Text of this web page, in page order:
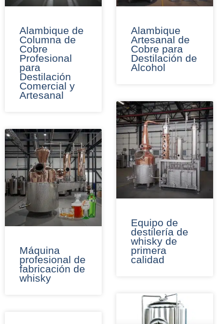
Alambique de
Columna de
Cobre
Profesional
para
Destilación
Comercial y
Artesanal
Alambique
Artesanal de
Cobre para
Destilación de
Alcohol
Máquina
profesional de
fabricación de
whisky
Equipo de
destilería de
whisky de
primera
calidad